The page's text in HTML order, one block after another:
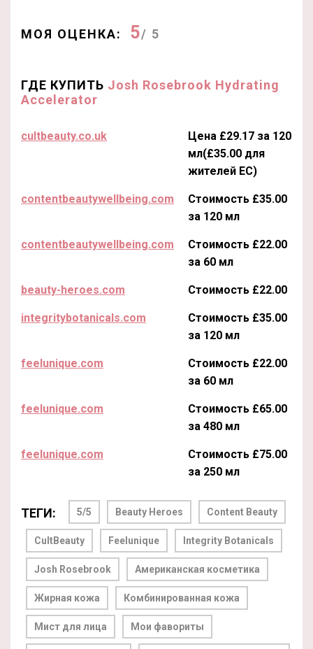
МОЯ ОЦЕНКА: 5/ 5
ГДЕ КУПИТЬ Josh Rosebrook Hydrating
Accelerator
cultbeauty.co.uk
Цена £29.17 за 120
мл(£35.00 для
жителей ЕС)
contentbeautywellbeing.com
Стоимость £35.00
за 120 мл
contentbeautywellbeing.com
Стоимость £22.00
за 60 мл
beauty-heroes.com Стоимость £22.00
integritybotanicals.com
Стоимость £35.00
за 120 мл
feelunique.com
Стоимость £22.00
за 60 мл
feelunique.com
Стоимость £65.00
за 480 мл
feelunique.com
Стоимость £75.00
за 250 мл
ТЕГИ: 5/5 Beauty Heroes Content Beauty
CultBeauty Feelunique Integrity Botanicals
Josh Rosebrook Американская косметика
Жирная кожа Комбинированная кожа
Мист для лица Мои фавориты